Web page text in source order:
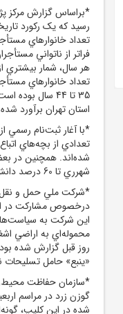
رسيد که يک رکورد
فراتر از ناتواني
تعداد خانوارهاي
35 تا 44 سال
استان تهران برآورد
*با آغار ثبت‌نام رسمي
شده‌اند. همچنين در
شهرري تا 60 درصد دانش‌آموزان اتباع کم شده است.
*شرکت ملي حمل و نقل
درخصوص مشارکت در
اين شرکت به
محموله‌اي به اراضي
روز قبل گزارش شده بود
«ينبع» حامل
*سازمان حفاظت
گوزن زرد در مراسم
شده در اين کليپ،